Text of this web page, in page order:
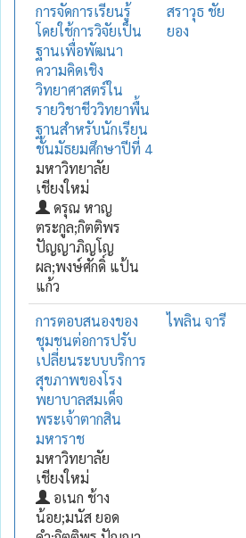
การจัดการเรียนรู้
โดยใช้การวิจัยเป็น
ฐานเพื่อพัฒนา
ความคิดเชิง
วิทยาศาสตร์ใน
รายวิชาชีววิทยาพื้น
ฐานสำหรับนักเรียน
ชั้นมัธยมศึกษาปีที่ 4
มหาวิทยาลัย
เชียงใหม่
ดรุณ หาญ
ตระกูล;กิตติพร
ปัญญาภิญโญ
ผล;พงษ์ศักดิ์ แป้น
แก้ว
สราวุธ ชัย
ยอง
การตอบสนองของ
ชุมชนต่อการปรับ
เปลี่ยนระบบบริการ
สุขภาพของโรง
พยาบาลสมเด็จ
พระเจ้าตากสิน
มหาราช
มหาวิทยาลัย
เชียงใหม่
อเนก ช้าง
น้อย;มนัส ยอด
ไพลิน จารี